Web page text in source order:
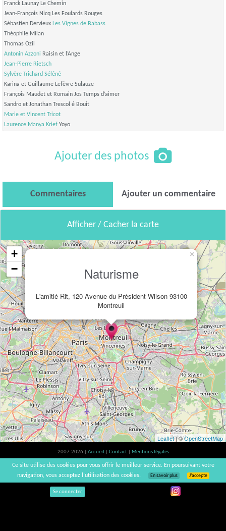
Franck Launay Le Chemin
Jean-François Nicq Les Foulards Rouges
Sèbastien Dervieux Les Vignes de Babass
Théophile Milan
Thomas Ozil
Antonin Azzoni Raisin et l’Ange
Jean-Pierre Rietsch
Sylvère Trichard Séléné
Karina et Guillaume Lefèvre Sulauze
François Maudet et Romain Jos Temps d’aimer
Sandro et Jonathan Trescol é Bouit
Marie et Vincent Tricot
Laurence Manya Krief Yoyo
Ajouter des photos
Commentaires Ajouter un commentaire
Afficher / Cacher la carte
Naturisme
L'amitié Rit, 120 Avenue du Président Wilson 93100
Montreuil
×
+
−
Leaflet| ©OpenStreetMap
2007-2026 | Accueil Contact
Mentions légales
L'abus d'alcool est dangereux pour la santé, à consommer avec modération. |
vinsnaturels | v3.12
Se connecter
Ce site utilise des cookies pour vous offrir le meilleur service. En poursuivant votre
navigation, vous acceptez l’utilisation des cookies.
En savoir plus J’accepte